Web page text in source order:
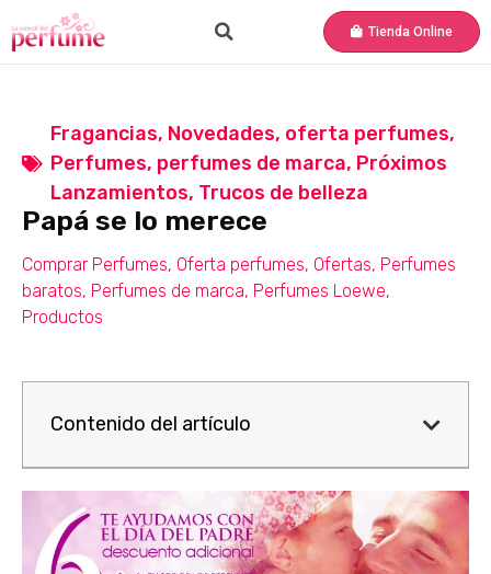
Tienda Online
Fragancias, Novedades, oferta perfumes,
Perfumes, perfumes de marca, Próximos
Lanzamientos, Trucos de belleza
Papá se lo merece
Comprar Perfumes, Oferta perfumes, Ofertas, Perfumes
baratos, Perfumes de marca, Perfumes Loewe,
Productos
Contenido del artículo